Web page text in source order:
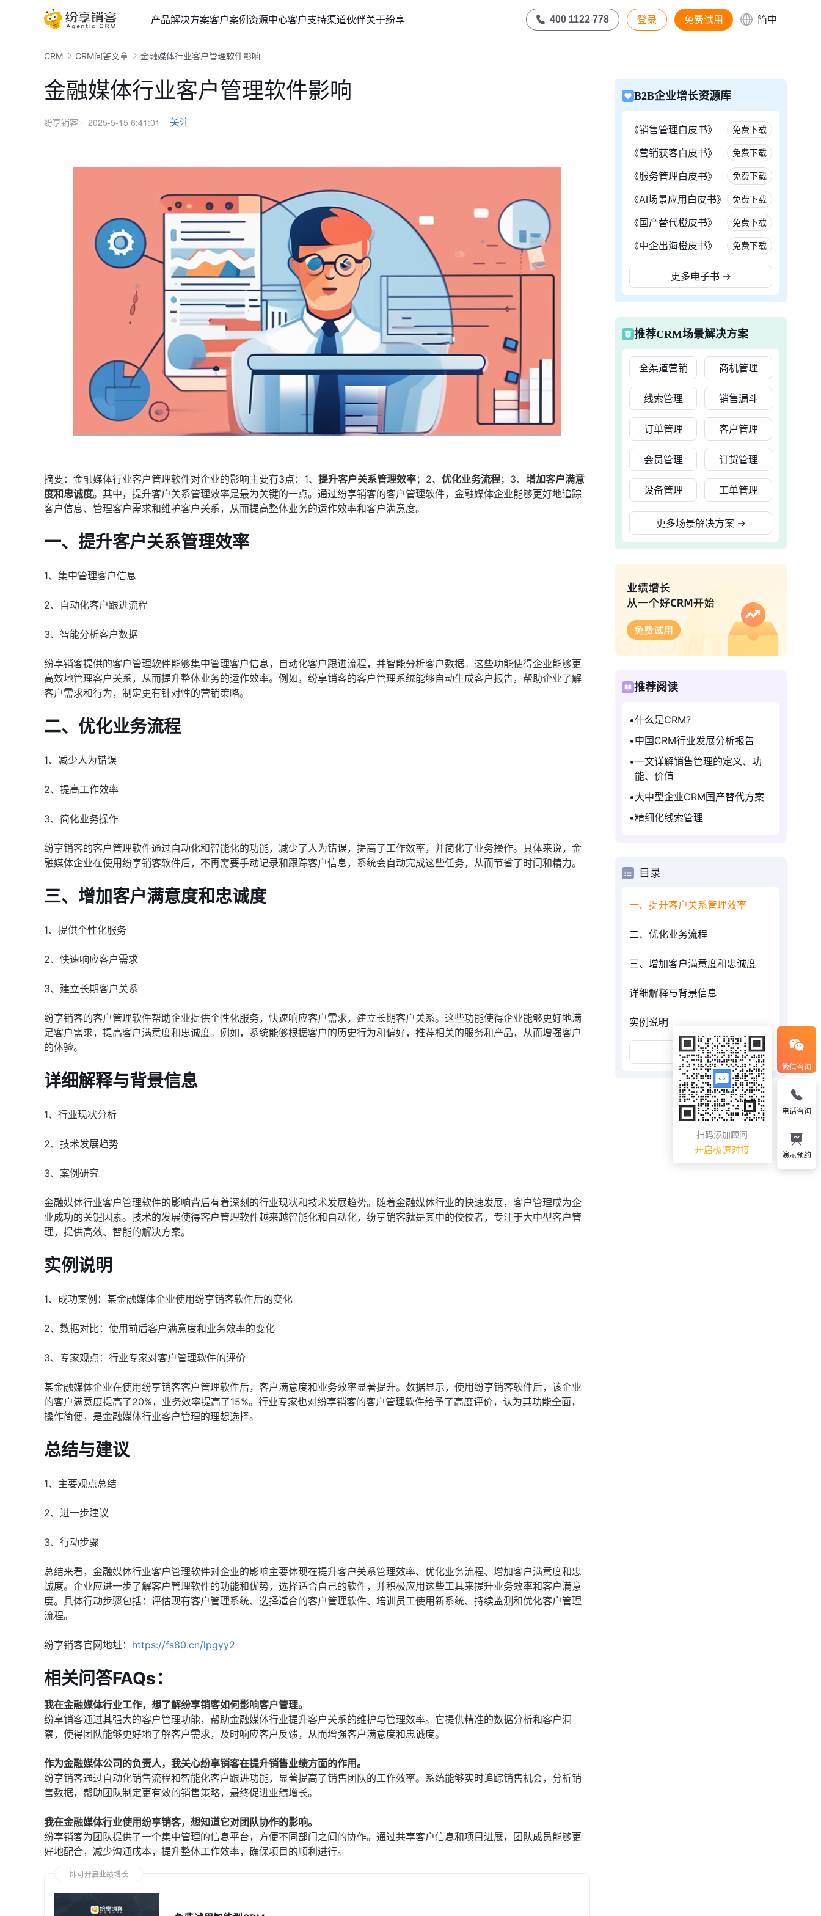
产品解决方案客户案例资源中心客户支持渠道伙伴关于纷享 400 1122 778 登录 免费试用 简中
CRM CRM问答文章 金融媒体行业客户管理软件影响
金融媒体行业客户管理软件影响
纷享销客 · 2025-5-15 6:41:01 关注
摘要：金融媒体行业客户管理软件对企业的影响主要有3点：1、 提升客户关系管理效率；2、 优化业务流程；3、 增加客户满意
度和忠诚度。其中，提升客户关系管理效率是最为关键的一点。通过纷享销客的客户管理软件，金融媒体企业能够更好地追踪
客户信息、管理客户需求和维护客户关系，从而提高整体业务的运作效率和客户满意度。
一、提升客户关系管理效率
1、集中管理客户信息
2、自动化客户跟进流程
3、智能分析客户数据
纷享销客提供的客户管理软件能够集中管理客户信息，自动化客户跟进流程，并智能分析客户数据。这些功能使得企业能够更
高效地管理客户关系，从而提升整体业务的运作效率。例如，纷享销客的客户管理系统能够自动生成客户报告，帮助企业了解
客户需求和行为，制定更有针对性的营销策略。
二、优化业务流程
1、减少人为错误
2、提高工作效率
3、简化业务操作
纷享销客的客户管理软件通过自动化和智能化的功能，减少了人为错误，提高了工作效率，并简化了业务操作。具体来说，金
融媒体企业在使用纷享销客软件后，不再需要手动记录和跟踪客户信息，系统会自动完成这些任务，从而节省了时间和精力。
三、增加客户满意度和忠诚度
1、提供个性化服务
2、快速响应客户需求
3、建立长期客户关系
纷享销客的客户管理软件帮助企业提供个性化服务，快速响应客户需求，建立长期客户关系。这些功能使得企业能够更好地满
足客户需求，提高客户满意度和忠诚度。例如，系统能够根据客户的历史行为和偏好，推荐相关的服务和产品，从而增强客户
的体验。
详细解释与背景信息
1、行业现状分析
2、技术发展趋势
3、案例研究
金融媒体行业客户管理软件的影响背后有着深刻的行业现状和技术发展趋势。随着金融媒体行业的快速发展，客户管理成为企
业成功的关键因素。技术的发展使得客户管理软件越来越智能化和自动化，纷享销客就是其中的佼佼者，专注于大中型客户管
理，提供高效、智能的解决方案。
实例说明
1、成功案例：某金融媒体企业使用纷享销客软件后的变化
2、数据对比：使用前后客户满意度和业务效率的变化
3、专家观点：行业专家对客户管理软件的评价
某金融媒体企业在使用纷享销客客户管理软件后，客户满意度和业务效率显著提升。数据显示，使用纷享销客软件后，该企业
的客户满意度提高了20%，业务效率提高了15%。行业专家也对纷享销客的客户管理软件给予了高度评价，认为其功能全面，
操作简便，是金融媒体行业客户管理的理想选择。
总结与建议
1、主要观点总结
2、进一步建议
3、行动步骤
总结来看，金融媒体行业客户管理软件对企业的影响主要体现在提升客户关系管理效率、优化业务流程、增加客户满意度和忠
诚度。企业应进一步了解客户管理软件的功能和优势，选择适合自己的软件，并积极应用这些工具来提升业务效率和客户满意
度。具体行动步骤包括：评估现有客户管理系统、选择适合的客户管理软件、培训员工使用新系统、持续监测和优化客户管理
流程。
纷享销客官网地址： https://fs80.cn/lpgyy2
相关问答FAQs：
我在金融媒体行业工作，想了解纷享销客如何影响客户管理。
纷享销客通过其强大的客户管理功能，帮助金融媒体行业提升客户关系的维护与管理效率。它提供精准的数据分析和客户洞
察，使得团队能够更好地了解客户需求，及时响应客户反馈，从而增强客户满意度和忠诚度。
作为金融媒体公司的负责人，我关心纷享销客在提升销售业绩方面的作用。
纷享销客通过自动化销售流程和智能化客户跟进功能，显著提高了销售团队的工作效率。系统能够实时追踪销售机会，分析销
售数据，帮助团队制定更有效的销售策略，最终促进业绩增长。
我在金融媒体行业使用纷享销客，想知道它对团队协作的影响。
纷享销客为团队提供了一个集中管理的信息平台，方便不同部门之间的协作。通过共享客户信息和项目进展，团队成员能够更
好地配合，减少沟通成本，提升整体工作效率，确保项目的顺利进行。
即可开启业绩增长
B2B企业增长资源库
《销售管理白皮书》 免费下载
《营销获客白皮书》 免费下载
《服务管理白皮书》 免费下载
《AI场景应用白皮书》 免费下载
《国产替代橙皮书》 免费下载
《中企出海橙皮书》 免费下载
更多电子书 →
推荐CRM场景解决方案
全渠道营销 商机管理
线索管理 销售漏斗
订单管理 客户管理
会员管理 订货管理
设备管理 工单管理
更多场景解决方案 →
推荐阅读
什么是CRM?
中国CRM行业发展分析报告
一文详解销售管理的定义、功
能、价值
大中型企业CRM国产替代方案
精细化线索管理
目录
一、提升客户关系管理效率
二、优化业务流程
三、增加客户满意度和忠诚度
详细解释与背景信息
实例说明
展开更多
微信咨询
扫码添加顾问
开启极速对接
电话咨询
演示预约